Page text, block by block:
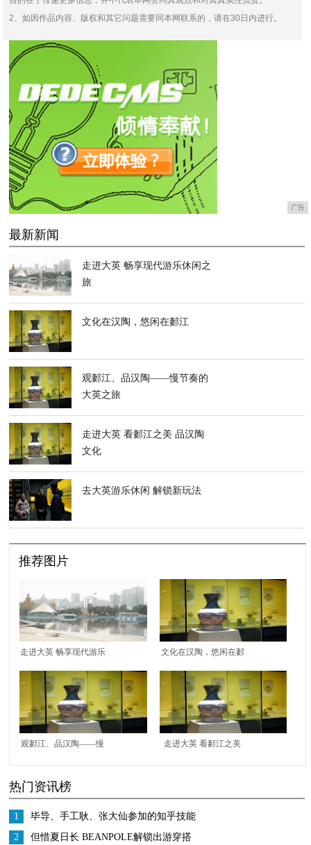
2、如因作品内容、版权和其它问题需要同本网联系的，请在30日内进行。
广告
最新新闻
走进大英 畅享现代游乐休闲之
旅
文化在汉陶，悠闲在郪江
观郪江、品汉陶——慢节奏的
大英之旅
走进大英 看郪江之美 品汉陶
文化
去大英游乐休闲 解锁新玩法
推荐图片
走进大英 畅享现代游乐
休闲之旅
文化在汉陶，悠闲在郪
江
观郪江、品汉陶——慢 走进大英 看郪江之美
热门资讯榜
1
毕导、手工耿、张大仙参加的知乎技能
研究所是什么？
2 但惜夏日长 BEANPOLE解锁出游穿搭